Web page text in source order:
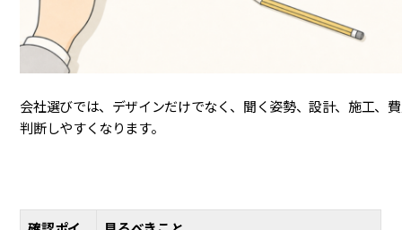
会社選びでは、デザインだけでなく、聞く姿勢、設計、施工、
判断しやすくなります。